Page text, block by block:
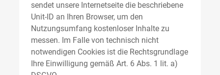
sendet unsere Internetseite die beschriebene
Unit-ID an Ihren Browser, um den
Nutzungsumfang kostenloser Inhalte zu
messen. Im Falle von technisch nicht
notwendigen Cookies ist die Rechtsgrundlage
Ihre Einwilligung gemäß Art. 6 Abs. 1 lit. a)